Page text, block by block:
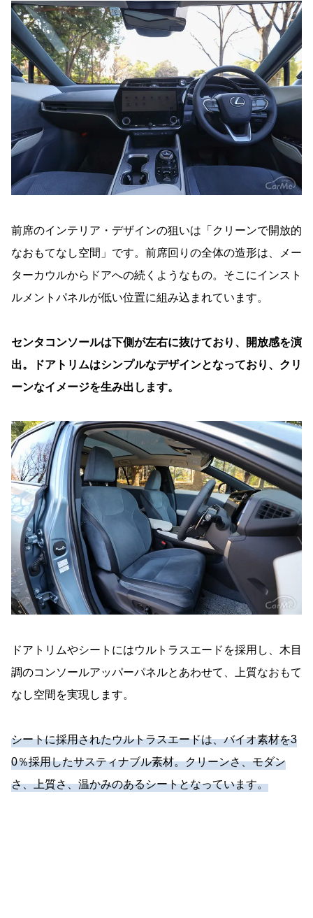
前席のインテリア・デザインの狙いは「クリーンで開放的
なおもてなし空間」です。前席回りの全体の造形は、メー
ターカウルからドアへの続くようなもの。そこにインスト
ルメントパネルが低い位置に組み込まれています。
センタコンソールは下側が左右に抜けており、開放感を演
出。ドアトリムはシンプルなデザインとなっており、クリ
ーンなイメージを生み出します。
ドアトリムやシートにはウルトラスエードを採用し、木目
調のコンソールアッパーパネルとあわせて、上質なおもて
なし空間を実現します。
シートに採用されたウルトラスエードは、バイオ素材を3
0％採用したサスティナブル素材。クリーンさ、モダン
さ、上質さ、温かみのあるシートとなっています。